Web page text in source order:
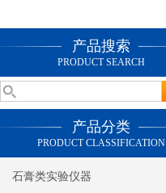
产品搜索
PRODUCT SEARCH
产品分类
PRODUCT CLASSIFICATION
石膏类实验仪器